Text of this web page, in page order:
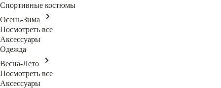
Спортивные костюмы
Осень-Зима
Посмотреть все
Аксессуары
Одежда
Весна-Лето
Посмотреть все
Аксессуары